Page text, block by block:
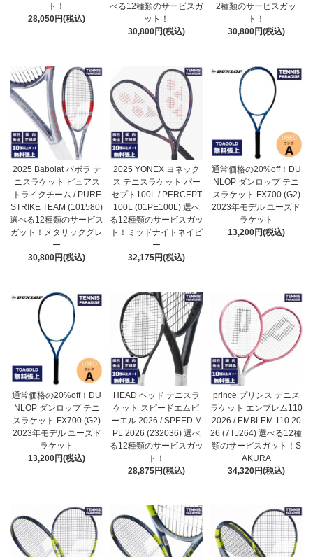
ト！
28,050円(税込)
べる12種類のサービスガ
ット！
30,800円(税込)
2種類のサービスガッ
ト！
30,800円(税込)
2025 Babolat バボラ テ
ニスラケット ピュアス
トライクチーム / PURE
STRIKE TEAM (101580)
選べる12種類のサービス
ガット！メタリックグレ
ー
30,800円(税込)
2025 YONEX ヨネック
ス テニスラケット パー
セプト100L / PERCEPT
100L (01PE100L) 選べ
る12種類のサービスガッ
ト！ミッドナイトネイビ
ー
32,175円(税込)
通常価格の20%off！DU
NLOP ダンロップ テニ
スラケット FX700 (G2)
2023年モデル ユーズド
ラケット
13,200円(税込)
通常価格の20%off！DU
NLOP ダンロップ テニ
スラケット FX700 (G2)
2023年モデル ユーズド
ラケット
13,200円(税込)
HEAD ヘッド テニスラ
ケット スピードエムピ
ーエル 2026 / SPEED M
PL 2026 (232036) 選べ
る12種類のサービスガッ
ト！
28,875円(税込)
prince プリンス テニス
ラケット エンブレム110
2026 / EMBLEM 110 20
26 (7TJ264) 選べる12種
類のサービスガット！S
AKURA
34,320円(税込)